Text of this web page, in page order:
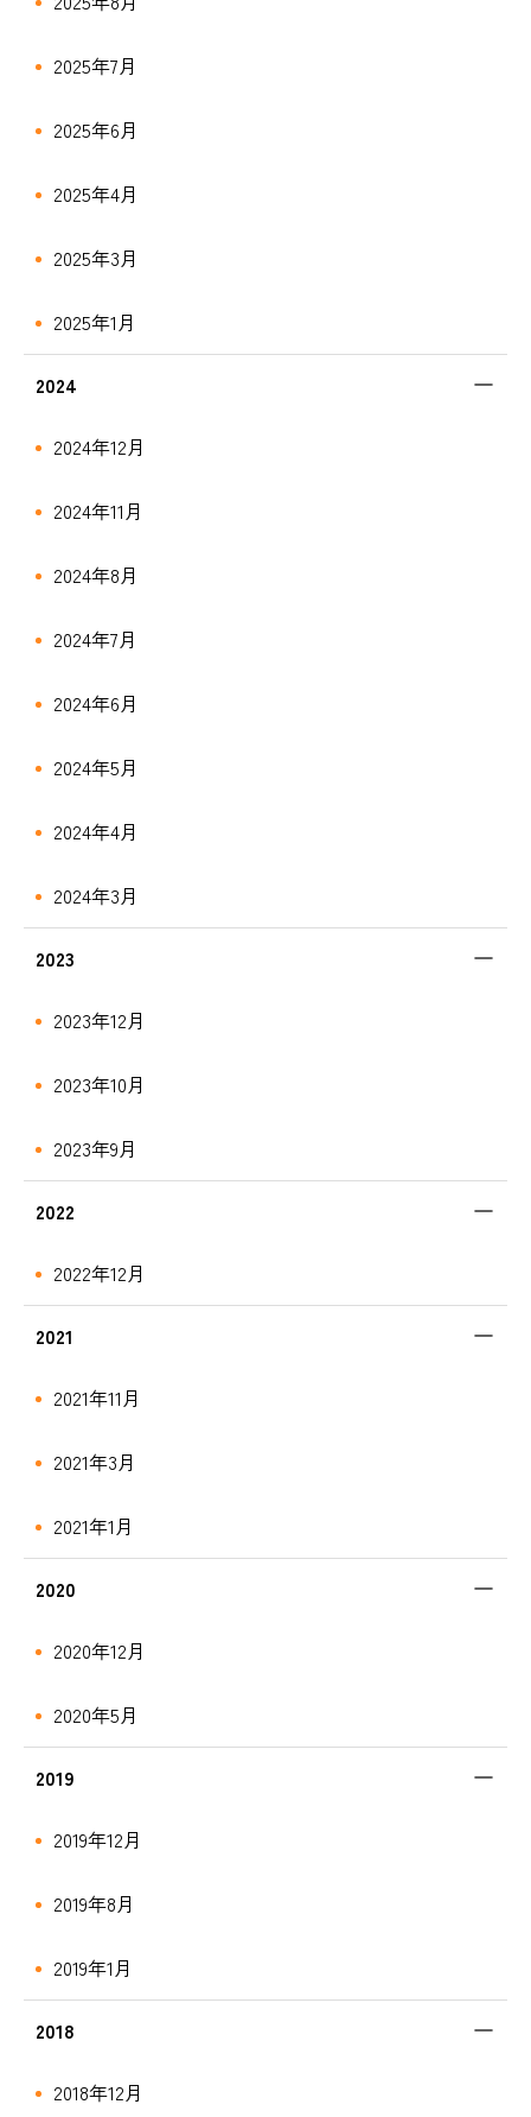
2025年7月
2025年6月
2025年4月
2025年3月
2025年1月
2024
2024年12月
2024年11月
2024年8月
2024年7月
2024年6月
2024年5月
2024年4月
2024年3月
2023
2023年12月
2023年10月
2023年9月
2022
2022年12月
2021
2021年11月
2021年3月
2021年1月
2020
2020年12月
2020年5月
2019
2019年12月
2019年8月
2019年1月
2018
2018年12月